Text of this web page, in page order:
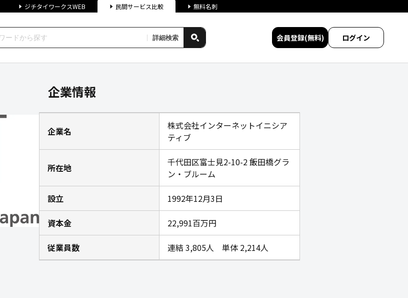
ジチタイワークスWEB 民間サービス比較 無料名刺
詳細検索 会員登録(無料) ログイン
企業情報
企業名
株式会社インターネットイニシア
ティブ
所在地
千代田区富士見2-10-2 飯田橋グラ
ン・ブルーム
設立 1992年12月3日
資本金 22,991百万円
従業員数 連結 3,805人 単体 2,214人